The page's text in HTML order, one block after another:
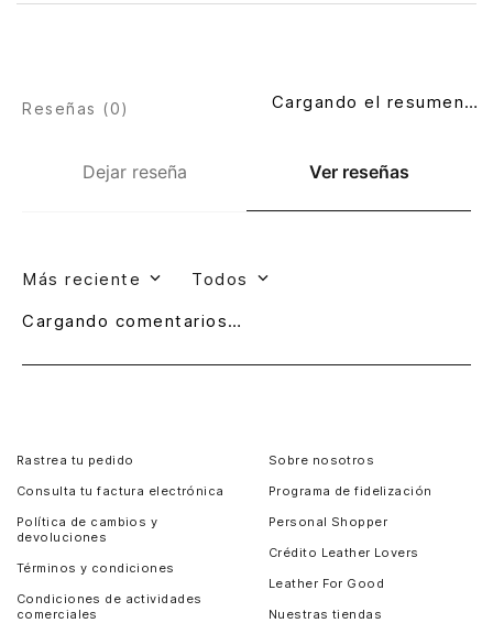
Dejar reseña Ver reseñas
Reseñas (0) Cargando el resumen…
Más reciente Todos
Cargando comentarios…
Rastrea tu pedido
Consulta tu factura electrónica
Política de cambios y
devoluciones
Términos y condiciones
Condiciones de actividades
comerciales
Sobre nosotros
Programa de fidelización
Personal Shopper
Crédito Leather Lovers
Leather For Good
Nuestras tiendas